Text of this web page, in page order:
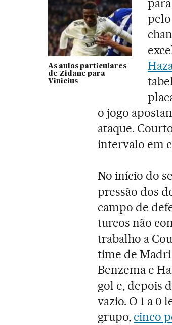
As aulas particulares
de Zidane para
Vinicius
o jogo
ataque.
intervalo em
No início do
pressão dos
campo de
turcos não
trabalho a
time de Madri
Benzema e
gol e, depois
vazio. O 1 a 0
grupo, cinco